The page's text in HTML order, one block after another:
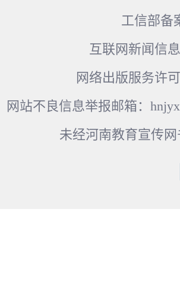
工信部备
互联网新闻信
网络出版服务许
网站不良信息举报邮箱：
未经河南教育宣传